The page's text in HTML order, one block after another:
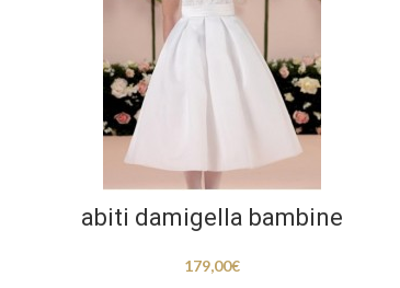
abiti damigella bambine
179,00€